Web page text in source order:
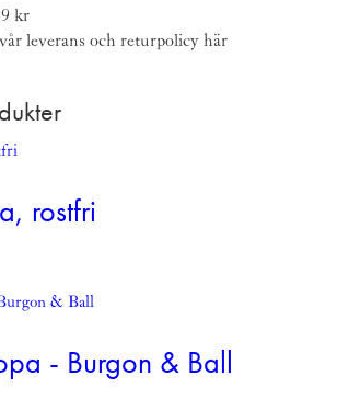
kr
leverans och returpolicyhär
rostfri
- Burgon & Ball